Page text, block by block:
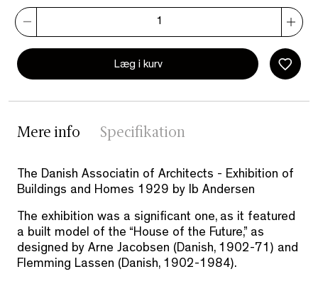
Læg i kurv
Mere info Specifikation
The Danish Associatin of Architects - Exhibition of
Buildings and Homes 1929 by Ib Andersen
The exhibition was a significant one, as it featured
a built model of the “House of the Future,” as
designed by Arne Jacobsen (Danish, 1902-71) and
Flemming Lassen (Danish, 1902-1984).